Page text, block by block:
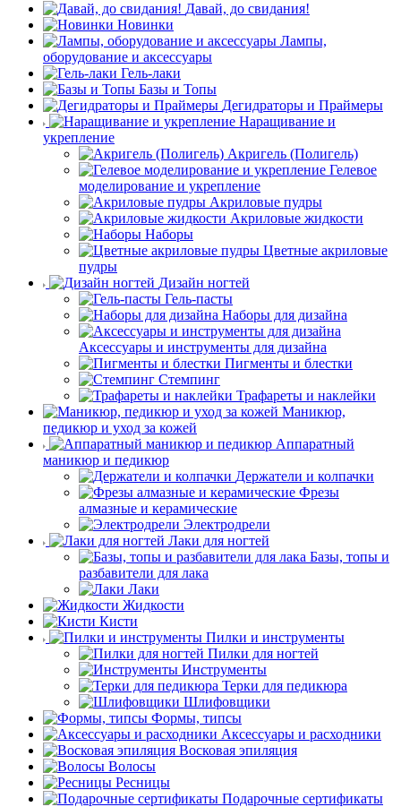
Давай, до свидания!
Новинки
Лампы,
оборудование и аксессуары
Гель-лаки
Базы и Топы
Дегидраторы и Праймеры
Наращивание и
укрепление
Акригель (Полигель)
Гелевое
моделирование и укрепление
Акриловые пудры
Акриловые жидкости
Наборы
Цветные акриловые
пудры
Дизайн ногтей
Гель-пасты
Наборы для дизайна
Аксессуары и инструменты для дизайна
Пигменты и блестки
Стемпинг
Трафареты и наклейки
Маникюр,
педикюр и уход за кожей
Аппаратный
маникюр и педикюр
Держатели и колпачки
Фрезы
алмазные и керамические
Электродрели
Лаки для ногтей
Базы, топы и
разбавители для лака
Лаки
Жидкости
Кисти
Пилки и инструменты
Пилки для ногтей
Инструменты
Терки для педикюра
Шлифовщики
Формы, типсы
Аксессуары и расходники
Восковая эпиляция
Волосы
Ресницы
Подарочные сертификаты